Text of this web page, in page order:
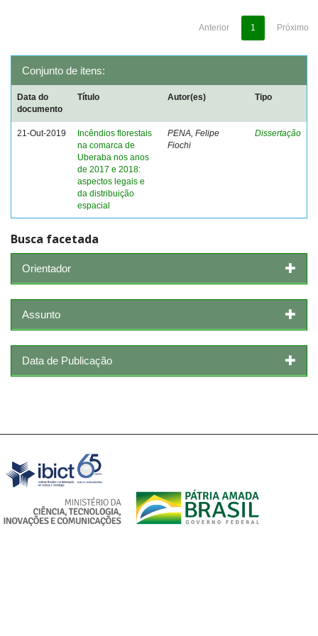
Anterior 1 Próximo
Conjunto de itens:
Data do
documento
Título Autor(es) Tipo
21-Out-2019
Incêndios florestais
na comarca de
Uberaba nos anos
de 2017 e 2018:
aspectos legais e
da distribuição
espacial
PENA, Felipe
Fiochi
Dissertação
Busca facetada
Orientador
Assunto
Data de Publicação